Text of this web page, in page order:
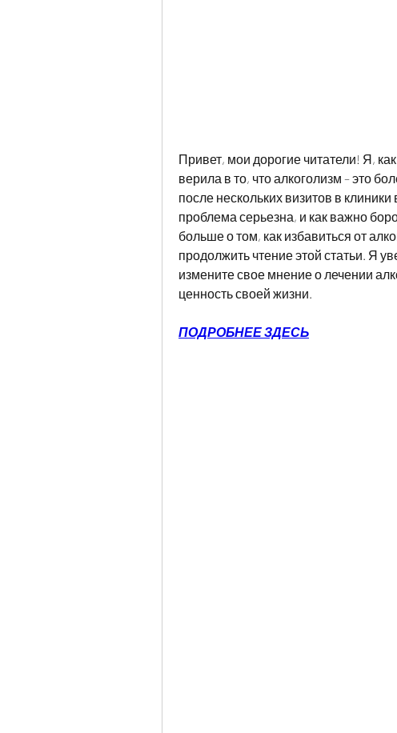
Привет, мои дорогие читатели! Я,
верила в то, что алкоголизм – это
после нескольких визитов в
проблема серьезна, и как важно
больше о том, как избавиться от
продолжить чтение этой статьи. Я
измените свое мнение о лечении
ценность своей жизни.
ПОДРОБНЕЕ ЗДЕСЬ